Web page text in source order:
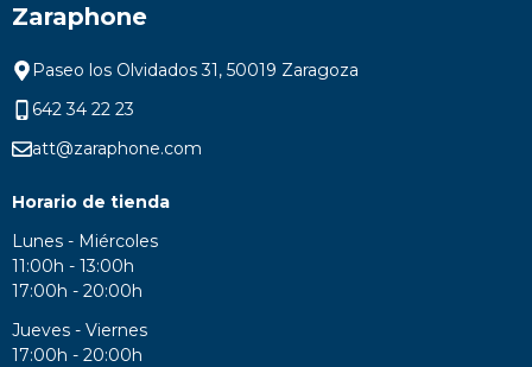
Zaraphone
Paseo los Olvidados 31, 50019 Zaragoza
642 34 22 23
att@zaraphone.com
Horario de tienda
Lunes - Miércoles
11:00h - 13:00h
17:00h - 20:00h
Jueves - Viernes
17:00h - 20:00h